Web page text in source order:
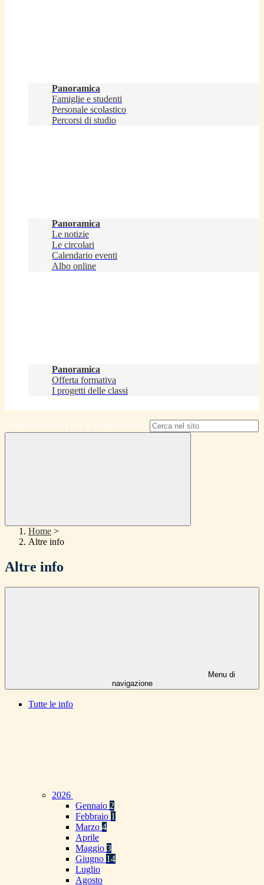
Panoramica
Famiglie e studenti
Personale scolastico
Percorsi di studio
Panoramica
Le notizie
Le circolari
Calendario eventi
Albo online
Panoramica
Offerta formativa
I progetti delle classi
Campo di ricerca per le pagine del sito
Home >
Altre info
Altre info
Menu di
navigazione
Tutte le info
2026
Gennaio 2
Febbraio 1
Marzo 4
Aprile
Maggio 3
Giugno 14
Luglio
Agosto